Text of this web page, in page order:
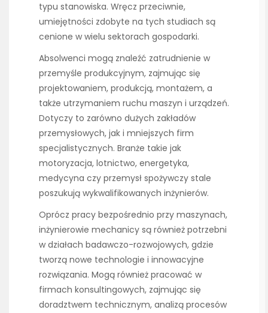
typu stanowiska. Wręcz przeciwnie,
umiejętności zdobyte na tych studiach są
cenione w wielu sektorach gospodarki.
Absolwenci mogą znaleźć zatrudnienie w
przemyśle produkcyjnym, zajmując się
projektowaniem, produkcją, montażem, a
także utrzymaniem ruchu maszyn i urządzeń.
Dotyczy to zarówno dużych zakładów
przemysłowych, jak i mniejszych firm
specjalistycznych. Branże takie jak
motoryzacja, lotnictwo, energetyka,
medycyna czy przemysł spożywczy stale
poszukują wykwalifikowanych inżynierów.
Oprócz pracy bezpośrednio przy maszynach,
inżynierowie mechanicy są również potrzebni
w działach badawczo-rozwojowych, gdzie
tworzą nowe technologie i innowacyjne
rozwiązania. Mogą również pracować w
firmach konsultingowych, zajmując się
doradztwem technicznym, analizą procesów